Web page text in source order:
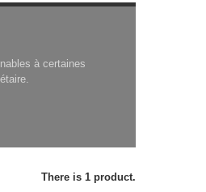
à certaines
There is 1 product.